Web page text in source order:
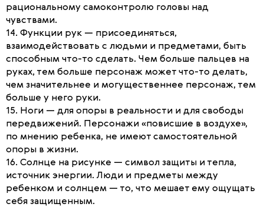
рациональному самоконтролю головы над
чувствами.
14. Функции рук — присоединяться,
взаимодействовать с людьми и предметами, быть
способным что-то сделать. Чем больше пальцев на
руках, тем больше персонаж может что-то делать,
чем значительнее и могущественнее персонаж, тем
больше у него руки.
15. Ноги — для опоры в реальности и для свободы
передвижений. Персонажи «повисшие в воздухе»,
по мнению ребенка, не имеют самостоятельной
опоры в жизни.
16. Солнце на рисунке — символ защиты и тепла,
источник энергии. Люди и предметы между
ребенком и солнцем — то, что мешает ему ощущать
себя защищенным.